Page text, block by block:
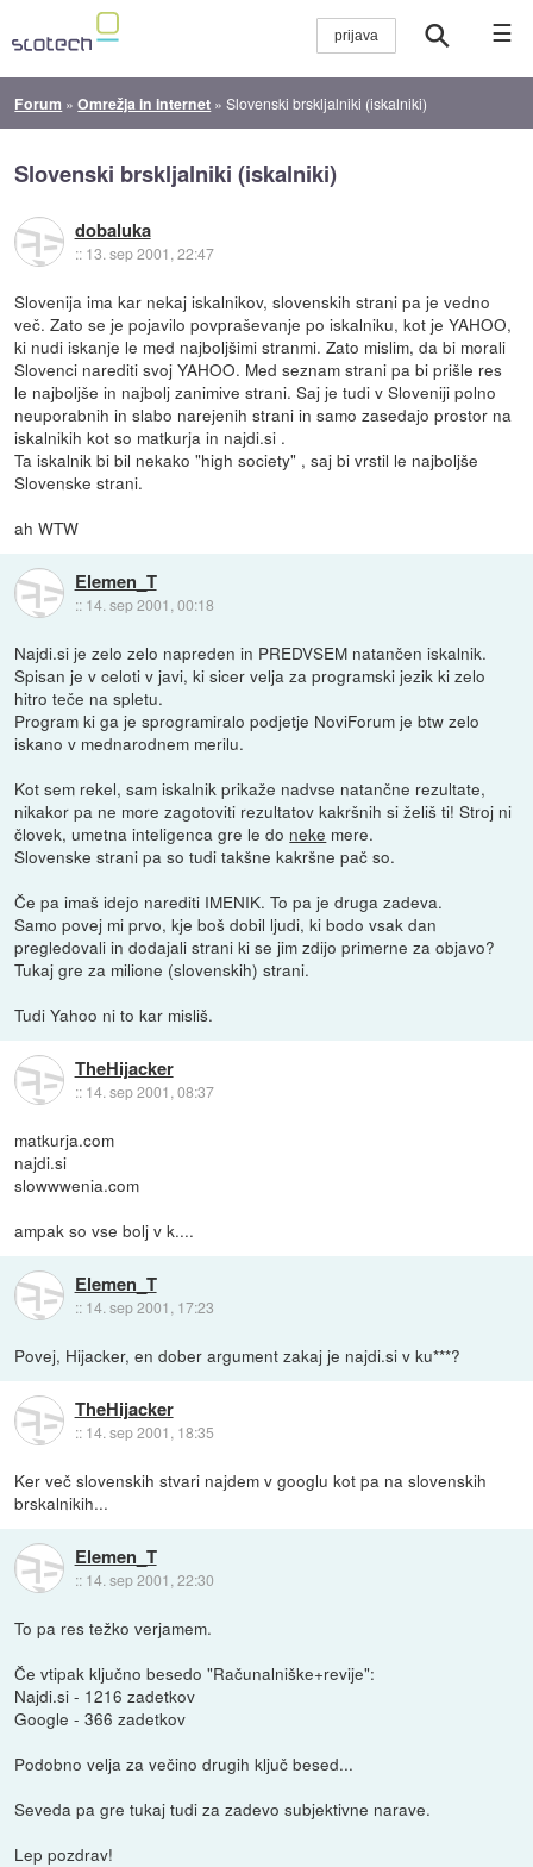
☰
Forum »Omrežja in internet »Slovenski brskljalniki (iskalniki)
Slovenski brskljalniki (iskalniki)
dobaluka
:: 13. sep 2001, 22:47
Slovenija ima kar nekaj iskalnikov, slovenskih strani pa je vedno
več. Zato se je pojavilo povpraševanje po iskalniku, kot je YAHOO,
ki nudi iskanje le med najboljšimi stranmi. Zato mislim, da bi morali
Slovenci narediti svoj YAHOO. Med seznam strani pa bi prišle res
le najboljše in najbolj zanimive strani. Saj je tudi v Sloveniji polno
neuporabnih in slabo narejenih strani in samo zasedajo prostor na
iskalnikih kot so matkurja in najdi.si .
Ta iskalnik bi bil nekako "high society" , saj bi vrstil le najboljše
Slovenske strani.
ah WTW
Elemen_T
:: 14. sep 2001, 00:18
Najdi.si je zelo zelo napreden in PREDVSEM natančen iskalnik.
Spisan je v celoti v javi, ki sicer velja za programski jezik ki zelo
hitro teče na spletu.
Program ki ga je sprogramiralo podjetje NoviForum je btw zelo
iskano v mednarodnem merilu.
Kot sem rekel, sam iskalnik prikaže nadvse natančne rezultate,
nikakor pa ne more zagotoviti rezultatov kakršnih si želiš ti! Stroj ni
človek, umetna inteligenca gre le do neke mere.
Slovenske strani pa so tudi takšne kakršne pač so.
Če pa imaš idejo narediti IMENIK. To pa je druga zadeva.
Samo povej mi prvo, kje boš dobil ljudi, ki bodo vsak dan
pregledovali in dodajali strani ki se jim zdijo primerne za objavo?
Tukaj gre za milione (slovenskih) strani.
Tudi Yahoo ni to kar misliš.
TheHijacker
:: 14. sep 2001, 08:37
matkurja.com
najdi.si
slowwwenia.com
ampak so vse bolj v k....
Elemen_T
:: 14. sep 2001, 17:23
Povej, Hijacker, en dober argument zakaj je najdi.si v ku***?
TheHijacker
:: 14. sep 2001, 18:35
Ker več slovenskih stvari najdem v googlu kot pa na slovenskih
brskalnikih...
Elemen_T
:: 14. sep 2001, 22:30
To pa res težko verjamem.
Če vtipak ključno besedo "Računalniške+revije":
Najdi.si - 1216 zadetkov
Google - 366 zadetkov
Podobno velja za večino drugih ključ besed...
Seveda pa gre tukaj tudi za zadevo subjektivne narave.
Lep pozdrav!